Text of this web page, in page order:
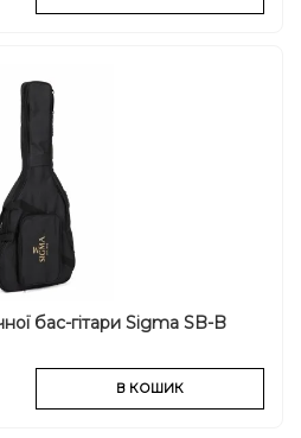
бас-гітари Sigma SB-B
В КОШИК